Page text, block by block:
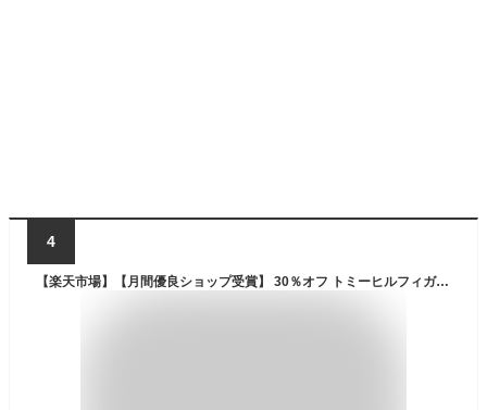
4
【楽天市場】【月間優良ショップ受賞】 30％オフ トミーヒルフィガー ゴルフ ウィンドジャケット 長袖 レディース ジャケット アウター ストレッチ フード ファスナー フルジップ 赤 白 紺 ブランド 秋冬 THLA254 TOMMY HILFIGER GOLF：WEBGOLFSHOP TAKEUCHI